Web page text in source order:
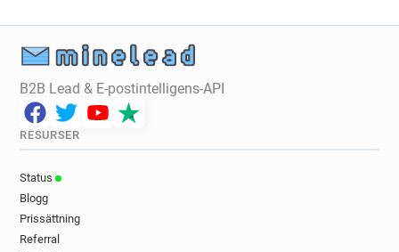
B2B Lead & E-postintelligens-API
RESURSER
Status
Blogg
Prissättning
Referral